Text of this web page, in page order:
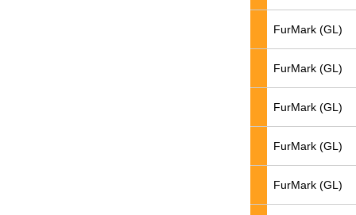
FurMark (GL)
FurMark (GL)
FurMark (GL)
FurMark (GL)
FurMark (GL)